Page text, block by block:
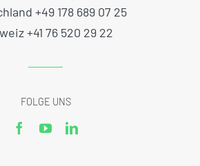
+49 178 689 07 25
+41 76 520 29 22
FOLGE UNS